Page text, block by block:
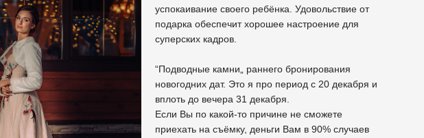
успокаивание своего ребёнка. Удовольствие от
подарка обеспечит хорошее настроение для
суперских кадров.
“Подводные камни„ раннего бронирования
новогодних дат. Это я про период с 20 декабря и
вплоть до вечера 31 декабря.
Если Вы по какой-то причине не сможете
приехать на съёмку, деньги Вам в 90% случаев